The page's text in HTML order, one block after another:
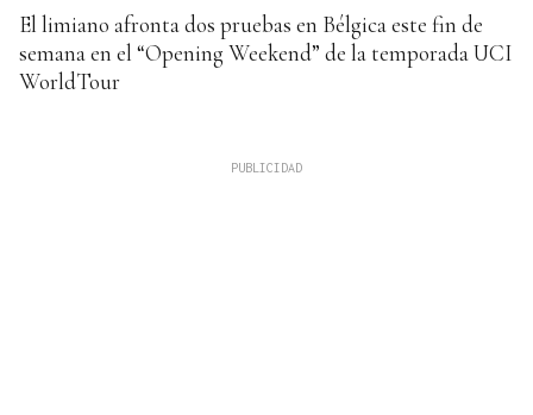
El limiano afronta dos pruebas en Bélgica este fin de
semana en el “Opening Weekend” de la temporada UCI
WorldTour